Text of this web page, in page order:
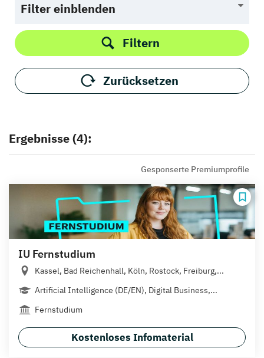
Filter einblenden
Filtern
Zurücksetzen
Ergebnisse (4):
Gesponserte Premiumprofile
IU Fernstudium
Kassel, Bad Reichenhall, Köln, Rostock, Freiburg,...
Artificial Intelligence (DE/EN), Digital Business,...
Fernstudium
Kostenloses Infomaterial